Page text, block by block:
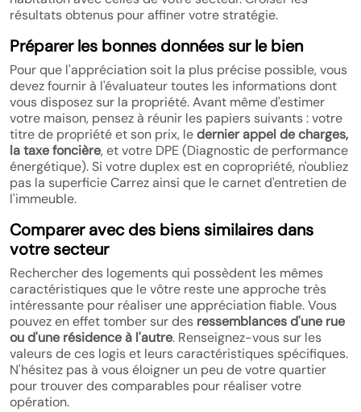
résultats obtenus pour affiner votre stratégie.
Préparer les bonnes données sur le bien
Pour que l'appréciation soit la plus précise possible, vous
devez fournir à l'évaluateur toutes les informations dont
vous disposez sur la propriété. Avant même d'estimer
votre maison, pensez à réunir les papiers suivants : votre
titre de propriété et son prix, ledernier appel de charges,
la taxe foncière, et votre DPE (Diagnostic de performance
énergétique). Si votre duplex est en copropriété, n'oubliez
pas la superficie Carrez ainsi que le carnet d'entretien de
l'immeuble.
Comparer avec des biens similaires dans
votre secteur
Rechercher des logements qui possèdent les mêmes
caractéristiques que le vôtre reste une approche très
intéressante pour réaliser une appréciation fiable. Vous
pouvez en effet tomber sur des ressemblances d'une rue
ou d'une résidence à l'autre. Renseignez-vous sur les
valeurs de ces logis et leurs caractéristiques spécifiques.
N'hésitez pas à vous éloigner un peu de votre quartier
pour trouver des comparables pour réaliser votre
opération.